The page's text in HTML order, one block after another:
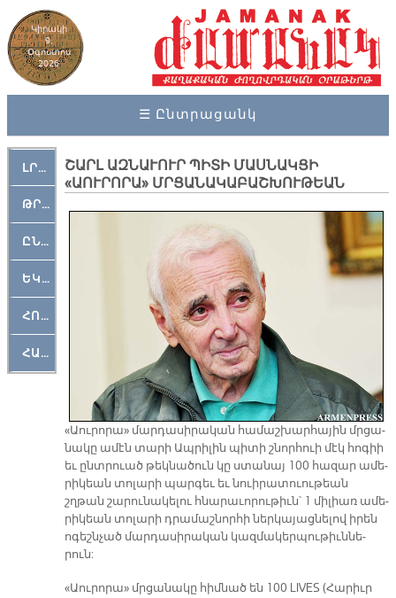
Կիրակի
9,
Օգոստոս
2026
☰ Ընտրացանկ
ԼՐԱՀՈՍ
ԹՐՔԱՀԱՅ ԿԵԱՆՔ
ԸՆԿԵՐԱՄՇԱԿՈՒԹԱՅԻՆ
ԵԿԵՂԵՑԱԿԱՆ
ՀՈԳԵՄՏԱՒՈՐ
ՀԱՐԹԱԿ
ՇԱՐԼ ԱԶՆԱՒՈՒՐ ՊԻՏԻ ՄԱՍՆԱԿՑԻ
«ԱՈՒՐՈՐԱ» ՄՐՑԱՆԱԿԱԲԱՇԽՈՒԹԵԱՆ
«Աու­րո­րա» մար­դա­սի­րա­կան հա­մաշ­խար­հա­յին մրցա­
նա­կը ա­մէն տա­րի Ապ­րի­լին պի­տի շնոր­հուի մէկ հո­գիի
եւ ընտ­րուած թեկ­նա­ծուն կը ստա­նայ 100 հա­զար ա­մե­
րի­կեան տո­լա­րի պար­գեւ եւ նուի­րա­տուու­թեան
շղթան շա­րու­նա­կե­լու հնա­րա­ւո­րու­թիւն՝ 1 մի­լիառ ա­մե­
րի­կեան տո­լա­րի դրա­մաշ­նոր­հի ներ­կա­յաց­նե­լով ի­րեն
ո­գեշն­չած մար­դա­սի­րա­կան կազ­մա­կեր­պու­թիւն­նե­
րուն:
«Աու­րո­րա» մրցա­նա­կը հիմ­նած են 100 LIVES (Հարիւր